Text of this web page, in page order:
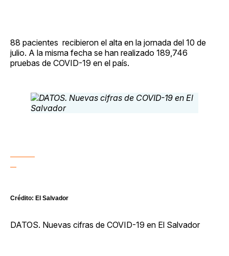
88 pacientes recibieron el alta en la jornada del 10 de
julio. A la misma fecha se han realizado 189,746
pruebas de COVID-19 en el país.
Crédito: El Salvador
DATOS. Nuevas cifras de COVID-19 en El Salvador